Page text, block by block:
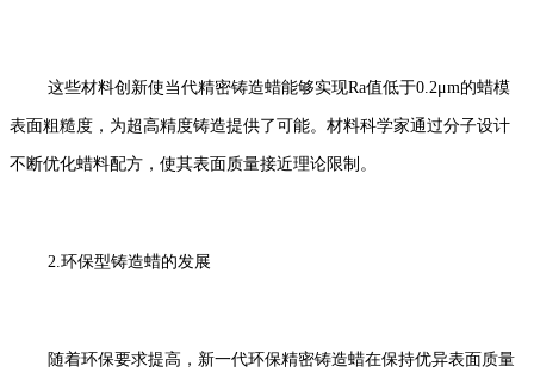
这些材料创新使当代精密铸造蜡能够实现Ra值低于0.2μm的蜡模
表面粗糙度，为超高精度铸造提供了可能。材料科学家通过分子设计
不断优化蜡料配方，使其表面质量接近理论限制。
2.环保型铸造蜡的发展
随着环保要求提高，新一代环保精密铸造蜡在保持优异表面质量